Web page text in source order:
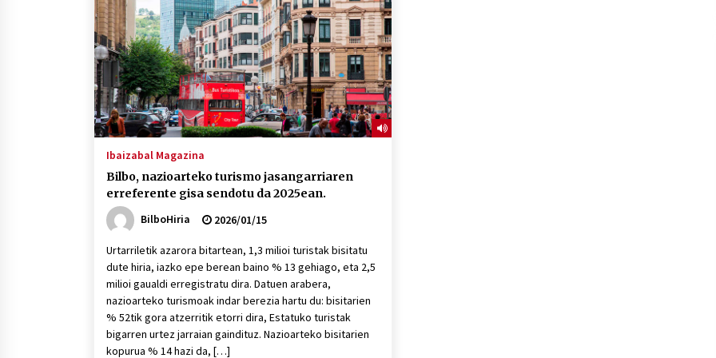
protagonista
2026/07/16
POTTO: San Pedro jaietako bertso-
saioa
2026/07/09
Auritz Iñurrietaren margoak
ikusgai Uribitarte40 aretoan
Ibaizabal Magazina
Bilbo, nazioarteko turismo jasangarriaren
erreferente gisa sendotu da 2025ean.
BilboHiria
2026/01/15
Urtarriletik azarora bitartean, 1,3 milioi turistak bisitatu
dute hiria, iazko epe berean baino % 13 gehiago, eta 2,5
milioi gaualdi erregistratu dira. Datuen arabera,
nazioarteko turismoak indar berezia hartu du: bisitarien
% 52tik gora atzerritik etorri dira, Estatuko turistak
bigarren urtez jarraian gaindituz. Nazioarteko bisitarien
kopurua % 14 hazi da, […]